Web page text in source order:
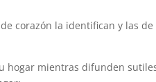
corazón la identifican y las
hogar mientras difunden